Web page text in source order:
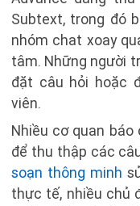
Subtext, trong đó
nhóm chat xoay
tâm. Những người
đặt câu hỏi hoặc
viên.
Nhiều cơ quan
để thu thập các
soạn thông minh
thực tế, nhiều chủ